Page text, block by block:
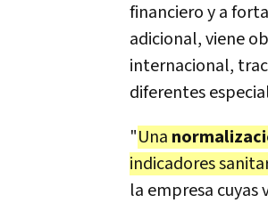
financiero y a
adicional, viene
internacional,
diferentes
"Una
indicadores
la empresa cuyas